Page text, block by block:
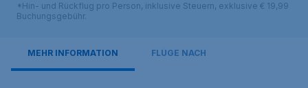
*Hin- und Rückflug pro Person, inklusive Steuern, exklusive € 19,99
Buchungsgebühr.
MEHR INFORMATION FLÜGE NACH